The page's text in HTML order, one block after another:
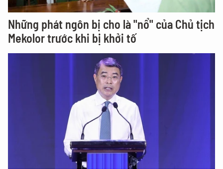
Những phát ngôn bị cho là "nổ" của Chủ tịch
Mekolor trước khi bị khởi tố